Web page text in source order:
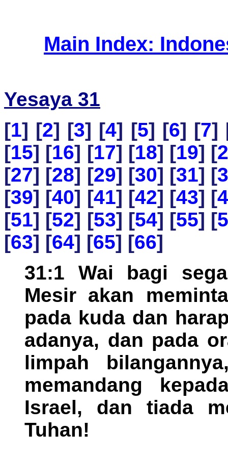
Main Index:
Yesaya 31
[1] [2] [3] [4] [5] [6] [7]
[15] [16] [17] [18] [19] [
[27] [28] [29] [30] [31] [
[39] [40] [41] [42] [43] [
[51] [52] [53] [54] [55] [
[63] [64] [65] [66]
31:1 Wai bagi
Mesir akan
pada kuda dan
adanya, dan pada
limpah
memandang
Israel, dan tiada
Tuhan!